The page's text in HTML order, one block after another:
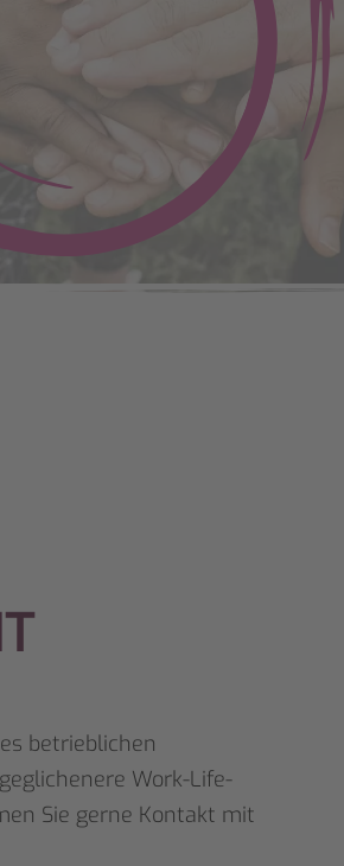
betrieblichen
Work-Life-
Sie gerne Kontakt mit